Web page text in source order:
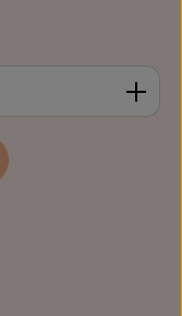
Wert ein